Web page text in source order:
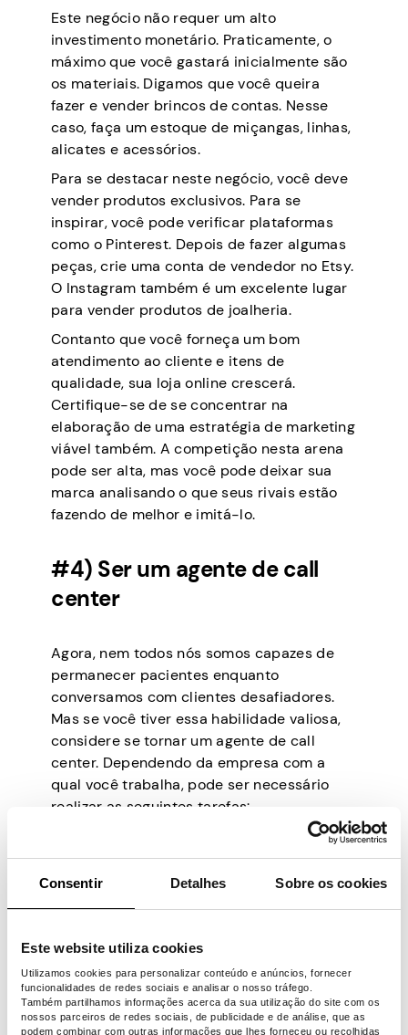
Consentir Detalhes Sobre os cookies
Este website utiliza cookies
Utilizamos cookies para personalizar conteúdo e anúncios, fornecer
funcionalidades de redes sociais e analisar o nosso tráfego.
Também partilhamos informações acerca da sua utilização do site com os
nossos parceiros de redes sociais, de publicidade e de análise, que as
podem combinar com outras informações que lhes forneceu ou recolhidas
Este negócio não requer um alto
investimento monetário. Praticamente, o
máximo que você gastará inicialmente são
os materiais. Digamos que você queira
fazer e vender brincos de contas. Nesse
caso, faça um estoque de miçangas, linhas,
alicates e acessórios.
Para se destacar neste negócio, você deve
vender produtos exclusivos. Para se
inspirar, você pode verificar plataformas
como o Pinterest. Depois de fazer algumas
peças, crie uma conta de vendedor no Etsy.
O Instagram também é um excelente lugar
para vender produtos de joalheria.
Contanto que você forneça um bom
atendimento ao cliente e itens de
qualidade, sua loja online crescerá.
Certifique-se de se concentrar na
elaboração de uma estratégia de marketing
viável também. A competição nesta arena
pode ser alta, mas você pode deixar sua
marca analisando o que seus rivais estão
fazendo de melhor e imitá-lo.
#4) Ser um agente de call
center
Agora, nem todos nós somos capazes de
permanecer pacientes enquanto
conversamos com clientes desafiadores.
Mas se você tiver essa habilidade valiosa,
considere se tornar um agente de call
center. Dependendo da empresa com a
qual você trabalha, pode ser necessário
realizar as seguintes tarefas:
Ajude as pessoas com suas reservas
de viagens
Ajude as pessoas a usar software e
aplicativos online
de seguros
Resolva problemas de computador e
hardware